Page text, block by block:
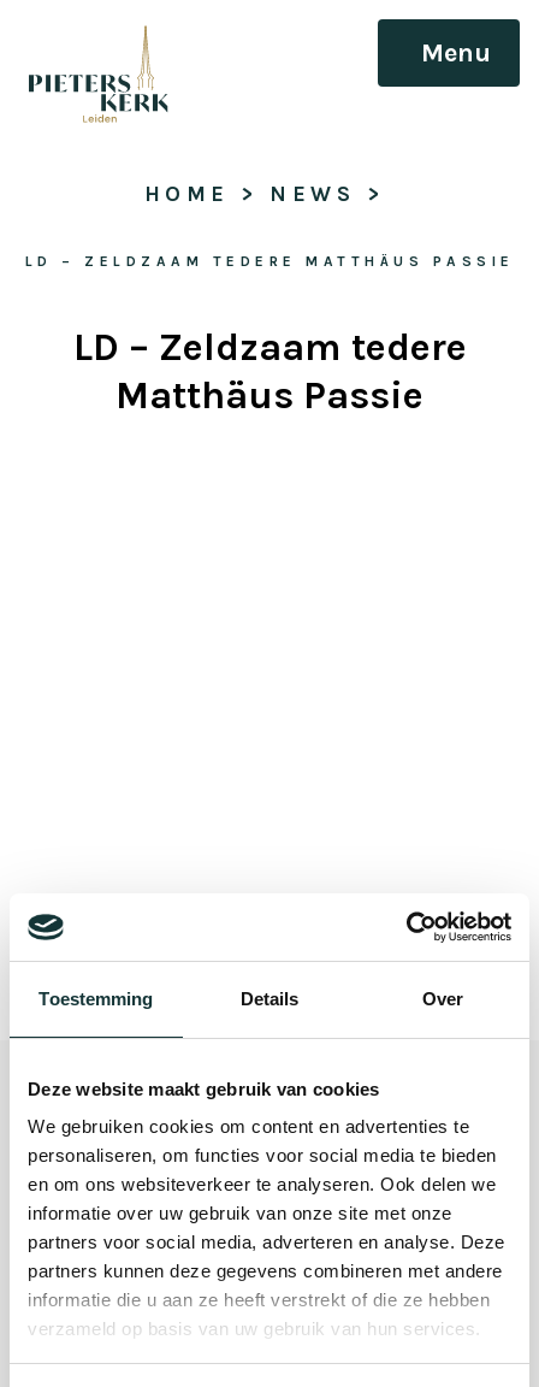
Toestemming Details Over
Deze website maakt gebruik van cookies
We gebruiken cookies om content en advertenties te
personaliseren, om functies voor social media te bieden
en om ons websiteverkeer te analyseren. Ook delen we
informatie over uw gebruik van onze site met onze
partners voor social media, adverteren en analyse. Deze
partners kunnen deze gegevens combineren met andere
informatie die u aan ze heeft verstrekt of die ze hebben
verzameld op basis van uw gebruik van hun services.
Menu
HOME > NEWS >
LD – ZELDZAAM TEDERE MATTHÄUS PASSIE
LD – Zeldzaam tedere
Matthäus Passie
Bekijk alle blogberichten
Plan je bezoek
Evenement
organiseren
Steun ons